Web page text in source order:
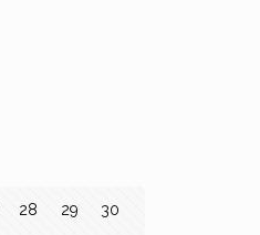
28 29 30